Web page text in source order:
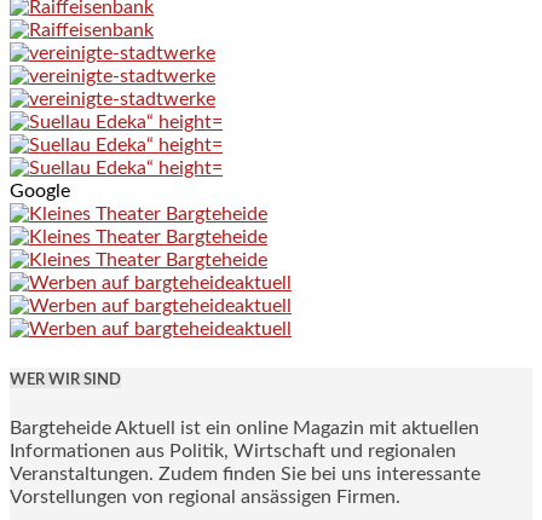
Google
WER WIR SIND
Bargteheide Aktuell ist ein online Magazin mit aktuellen
Informationen aus Politik, Wirtschaft und regionalen
Veranstaltungen. Zudem finden Sie bei uns interessante
Vorstellungen von regional ansässigen Firmen.